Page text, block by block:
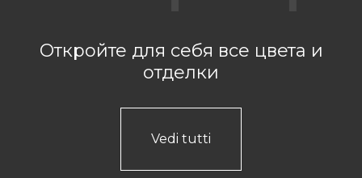
Откройте для себя все цвета и
отделки
Vedi tutti